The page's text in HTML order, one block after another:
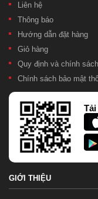
Liên hệ
Thông báo
Hướng dẫn đặt hàng
Giỏ hàng
Quy định và chính sách
Chính sách bảo mật
GIỚI THIỆU